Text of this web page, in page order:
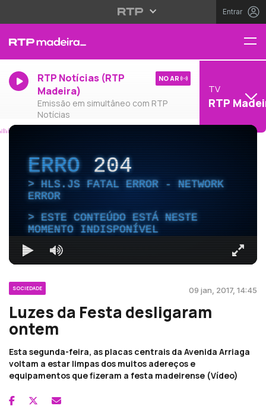
Entrar
RTP Notícias (RTP
Madeira)
Emissão em simultâneo com RTP
Notícias
NO AR
TV
RTP
ERRO204
HLS.JS FATAL ERROR - NETWORK
ERROR
ESTE CONTEÚDO ESTÁ NESTE
MOMENTO INDISPONÍVEL
SOCIEDADE 09 jan, 2017, 14:45
Luzes da Festa desligaram
ontem
Esta segunda-feira, as placas centrais da Avenida Arriaga
voltam a estar limpas dos muitos adereços e
equipamentos que fizeram a festa madeirense (Vídeo)